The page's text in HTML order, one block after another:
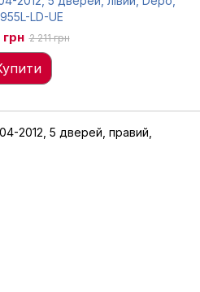
LD-UE
2 211 грн